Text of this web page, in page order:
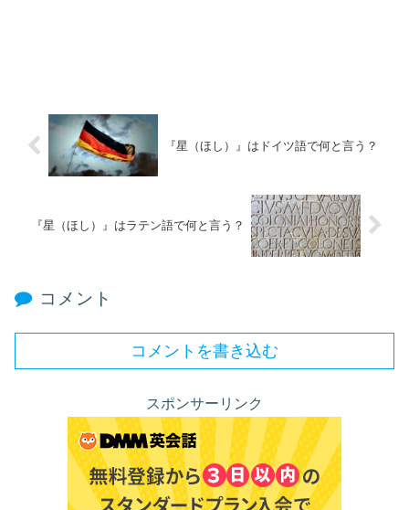
『星（ほし）』はドイツ語で何と言う？
『星（ほし）』はラテン語で何と言う？
コメント
コメントを書き込む
スポンサーリンク